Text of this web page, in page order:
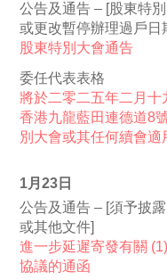
公告及通告 – [股東特
或更改暫停辦理過戶日
股東特別大會通告
委任代表表格
將於二零二五年二月
香港九龍藍田連德道8
別大會或其任何續會適
1月23日
公告及通告 – [須予披
或其他文件]
進一步延遲寄發有關
協議的通函